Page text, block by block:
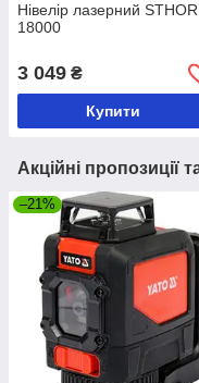
Нівелір лазерний STHOR
18000
3 049 ₴
Купити
Акційні пропозиції
–21%